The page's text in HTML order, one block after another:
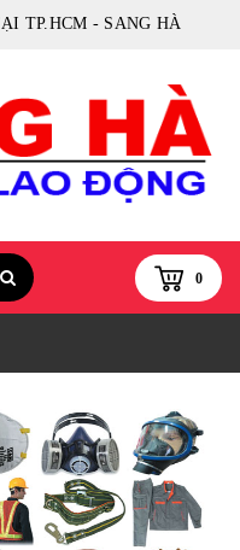
TP.HCM - SANG HÀ
0